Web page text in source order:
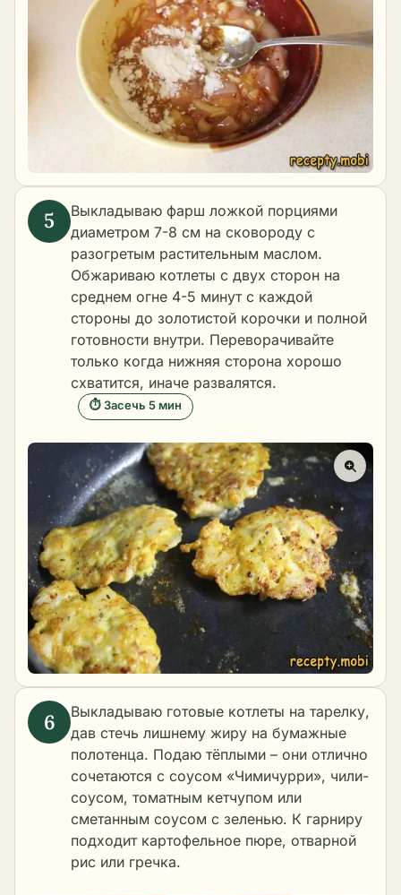
Выкладываю фарш ложкой порциями
диаметром 7-8 см на сковороду с
разогретым растительным маслом.
Обжариваю котлеты с двух сторон на
среднем огне 4-5 минут с каждой
стороны до золотистой корочки и полной
готовности внутри. Переворачивайте
только когда нижняя сторона хорошо
схватится, иначе развалятся.
⏱ Засечь 5 мин
Выкладываю готовые котлеты на тарелку,
дав стечь лишнему жиру на бумажные
полотенца. Подаю тёплыми – они отлично
сочетаются с соусом «Чимичурри», чили-
соусом, томатным кетчупом или
сметанным соусом с зеленью. К гарниру
подходит картофельное пюре, отварной
рис или гречка.